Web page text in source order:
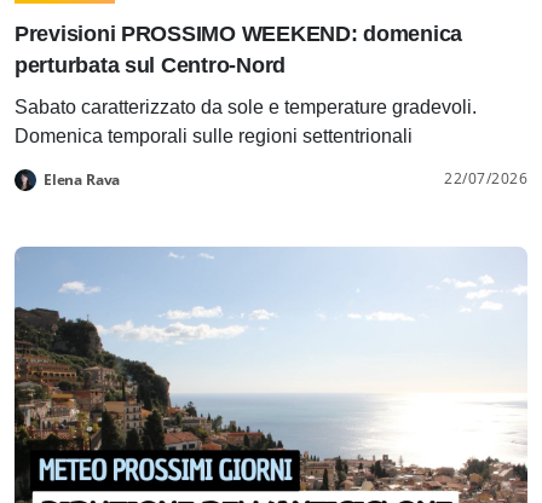
Previsioni PROSSIMO WEEKEND: domenica
perturbata sul Centro-Nord
Sabato caratterizzato da sole e temperature gradevoli.
Domenica temporali sulle regioni settentrionali
Elena Rava 22/07/2026